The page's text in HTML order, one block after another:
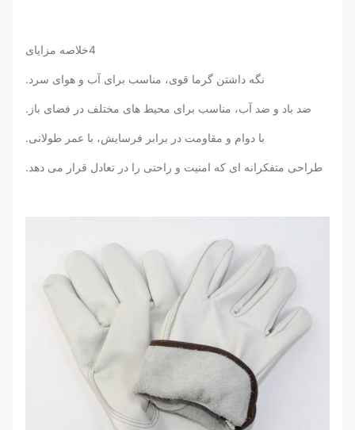
4خلاصه مزایای
نگه داشتن گرما قوی، مناسب برای آب و هوای سرد.
ضد باد و ضد آب، مناسب برای محیط های مختلف در فضای باز.
با دوام و مقاومت در برابر فرسایش، با عمر طولانی.
طراحی متفکرانه ای که امنیت و راحتی را در تعادل قرار می دهد.